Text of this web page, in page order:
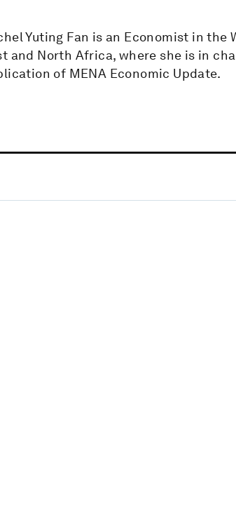
Yuting Fan is an Economist in
and North Africa, where she is in
of MENA Economic Update.